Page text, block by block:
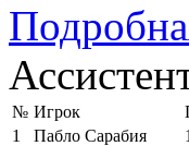
№ Игрок
1
Пабло Сарабия